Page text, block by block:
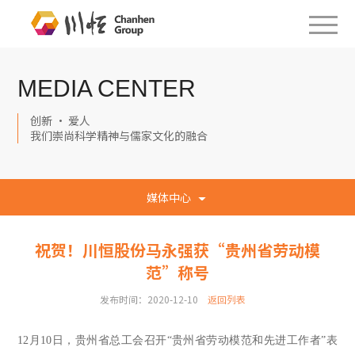
MEDIA CENTER
创新 · 爱人
我们崇尚科学精神与儒家文化的融合
媒体中心
祝贺！川恒股份马永强获“贵州省劳动模
范”称号
发布时间：2020-12-10 返回列表
12月10日，贵州省总工会召开“贵州省劳动模范和先进工作者”表